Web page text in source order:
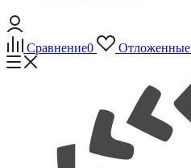
Сравнение0 Отложенные